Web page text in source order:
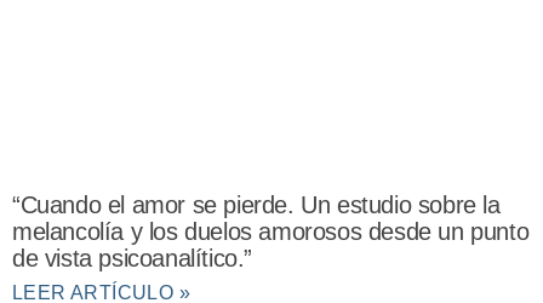
“Cuando el amor se pierde. Un estudio sobre la
melancolía y los duelos amorosos desde un punto
de vista psicoanalítico.”
LEER ARTÍCULO »